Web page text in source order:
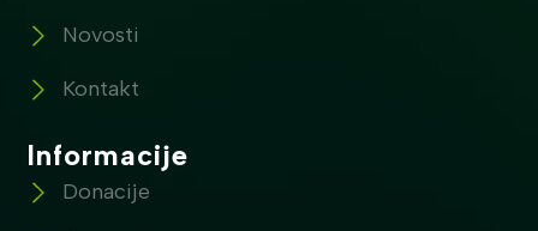
Novosti
Kontakt
Informacije
Donacije